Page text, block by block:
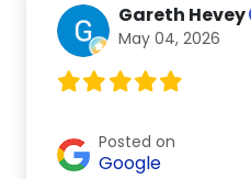
Gareth Hevey
May 04, 2026
Posted on
Google